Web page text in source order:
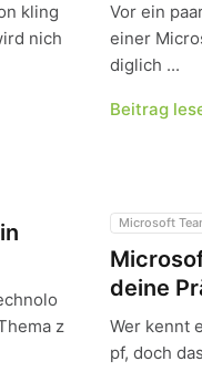
kling
nich
Vor ein
einer
diglich ...
Beitrag
z
Microsoft
deine
Wer kennt
pf, doch